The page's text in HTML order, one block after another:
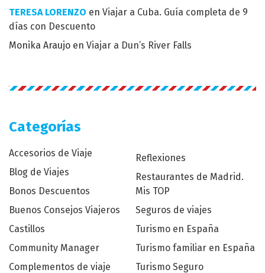
TERESA LORENZO en Viajar a Cuba. Guía completa de 9
días con Descuento
Monika Araujo en Viajar a Dun’s River Falls
Categorías
Accesorios de Viaje
Blog de Viajes
Bonos Descuentos
Buenos Consejos Viajeros
Castillos
Community Manager
Complementos de viaje
Reflexiones
Restaurantes de Madrid.
Mis TOP
Seguros de viajes
Turismo en España
Turismo familiar en España
Turismo Seguro